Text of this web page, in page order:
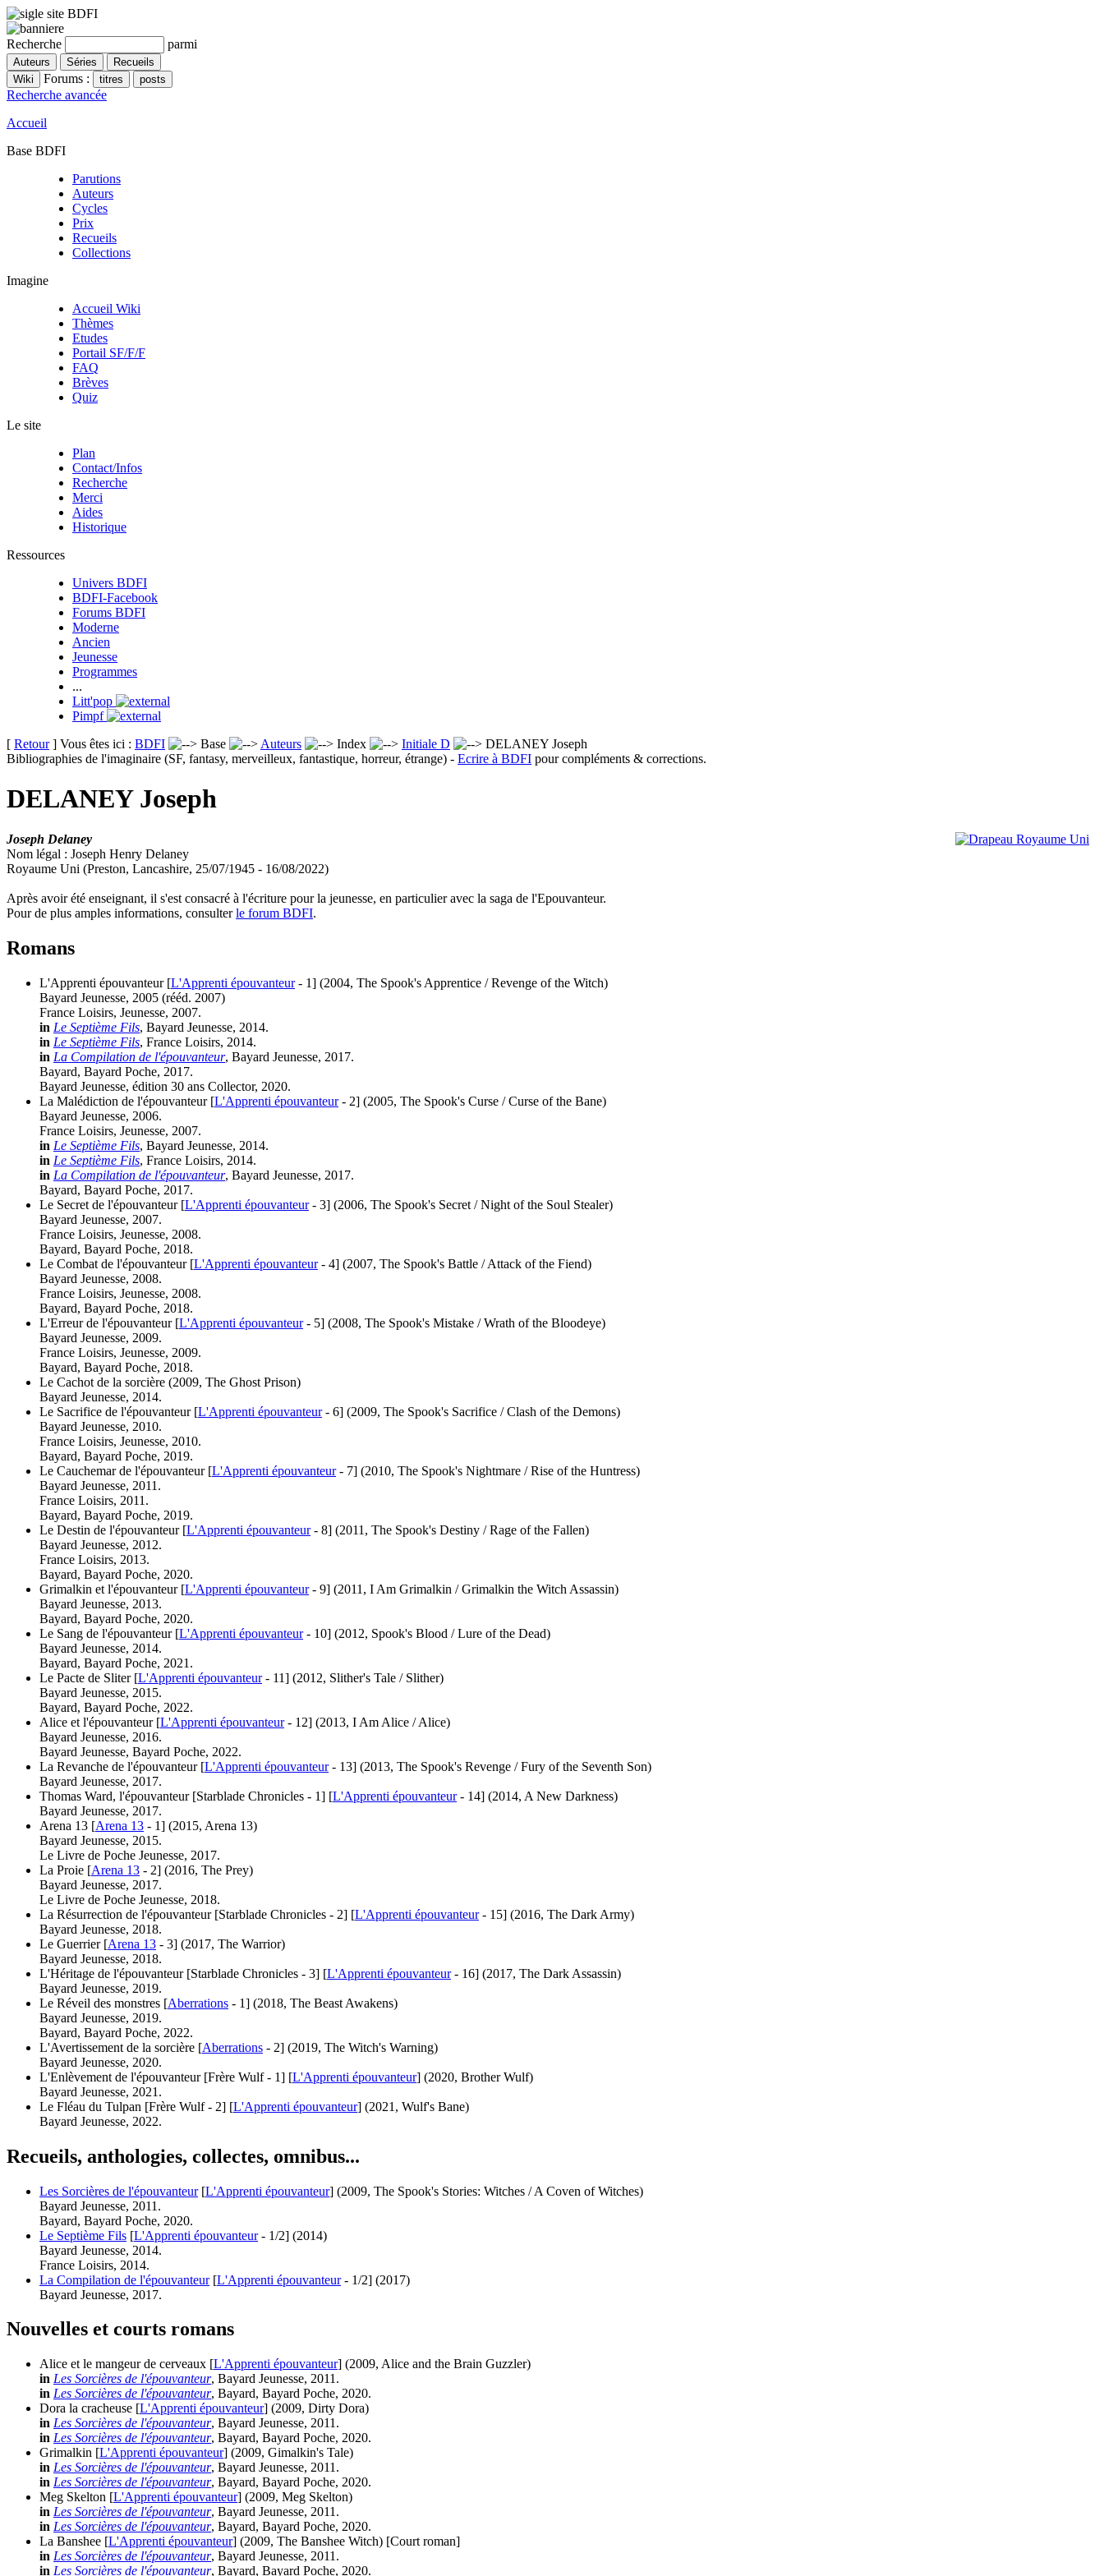
Recherche parmi
Forums :
Recherche avancée
Accueil
Base BDFI
Parutions
Auteurs
Cycles
Prix
Recueils
Collections
Imagine
Accueil Wiki
Thèmes
Etudes
Portail SF/F/F
FAQ
Brèves
Quiz
Le site
Plan
Contact/Infos
Recherche
Merci
Aides
Historique
Ressources
Univers BDFI
BDFI-Facebook
Forums BDFI
Moderne
Ancien
Jeunesse
Programmes
...
Litt'pop
Pimpf
[ Retour] Vous êtes ici : BDFI Base Auteurs Index Initiale D
DELANEY Joseph
Bibliographies de l'imaginaire (SF, fantasy, merveilleux, fantastique, horreur, étrange) - Ecrire à BDFI pour compléments & corrections.
DELANEY Joseph
Joseph Delaney
Nom légal : Joseph Henry Delaney
Royaume Uni (Preston, Lancashire, 25/07/1945 - 16/08/2022)
Après avoir été enseignant, il s'est consacré à l'écriture pour la jeunesse, en particulier avec la saga de l'Epouvanteur.
Pour de plus amples informations, consulterle forum BDFI.
Romans
L'Apprenti épouvanteur [L'Apprenti épouvanteur- 1] (2004, The Spook's Apprentice / Revenge of the Witch)
Bayard Jeunesse, 2005 (rééd. 2007)
France Loisirs, Jeunesse, 2007.
in Le Septième Fils, Bayard Jeunesse, 2014.
in Le Septième Fils, France Loisirs, 2014.
in La Compilation de l'épouvanteur, Bayard Jeunesse, 2017.
Bayard, Bayard Poche, 2017.
Bayard Jeunesse, édition 30 ans Collector, 2020.
La Malédiction de l'épouvanteur [L'Apprenti épouvanteur- 2] (2005, The Spook's Curse / Curse of the Bane)
Bayard Jeunesse, 2006.
France Loisirs, Jeunesse, 2007.
in Le Septième Fils, Bayard Jeunesse, 2014.
in Le Septième Fils, France Loisirs, 2014.
in La Compilation de l'épouvanteur, Bayard Jeunesse, 2017.
Bayard, Bayard Poche, 2017.
Le Secret de l'épouvanteur [L'Apprenti épouvanteur- 3] (2006, The Spook's Secret / Night of the Soul Stealer)
Bayard Jeunesse, 2007.
France Loisirs, Jeunesse, 2008.
Bayard, Bayard Poche, 2018.
Le Combat de l'épouvanteur [L'Apprenti épouvanteur- 4] (2007, The Spook's Battle / Attack of the Fiend)
Bayard Jeunesse, 2008.
France Loisirs, Jeunesse, 2008.
Bayard, Bayard Poche, 2018.
L'Erreur de l'épouvanteur [L'Apprenti épouvanteur- 5] (2008, The Spook's Mistake / Wrath of the Bloodeye)
Bayard Jeunesse, 2009.
France Loisirs, Jeunesse, 2009.
Bayard, Bayard Poche, 2018.
Le Cachot de la sorcière (2009, The Ghost Prison)
Bayard Jeunesse, 2014.
Le Sacrifice de l'épouvanteur [L'Apprenti épouvanteur- 6] (2009, The Spook's Sacrifice / Clash of the Demons)
Bayard Jeunesse, 2010.
France Loisirs, Jeunesse, 2010.
Bayard, Bayard Poche, 2019.
Le Cauchemar de l'épouvanteur [L'Apprenti épouvanteur- 7] (2010, The Spook's Nightmare / Rise of the Huntress)
Bayard Jeunesse, 2011.
France Loisirs, 2011.
Bayard, Bayard Poche, 2019.
Le Destin de l'épouvanteur [L'Apprenti épouvanteur- 8] (2011, The Spook's Destiny / Rage of the Fallen)
Bayard Jeunesse, 2012.
France Loisirs, 2013.
Bayard, Bayard Poche, 2020.
Grimalkin et l'épouvanteur [L'Apprenti épouvanteur- 9] (2011, I Am Grimalkin / Grimalkin the Witch Assassin)
Bayard Jeunesse, 2013.
Bayard, Bayard Poche, 2020.
Le Sang de l'épouvanteur [L'Apprenti épouvanteur- 10] (2012, Spook's Blood / Lure of the Dead)
Bayard Jeunesse, 2014.
Bayard, Bayard Poche, 2021.
Le Pacte de Sliter [L'Apprenti épouvanteur- 11] (2012, Slither's Tale / Slither)
Bayard Jeunesse, 2015.
Bayard, Bayard Poche, 2022.
Alice et l'épouvanteur [L'Apprenti épouvanteur- 12] (2013, I Am Alice / Alice)
Bayard Jeunesse, 2016.
Bayard Jeunesse, Bayard Poche, 2022.
La Revanche de l'épouvanteur [L'Apprenti épouvanteur- 13] (2013, The Spook's Revenge / Fury of the Seventh Son)
Bayard Jeunesse, 2017.
Thomas Ward, l'épouvanteur [Starblade Chronicles - 1] [L'Apprenti épouvanteur- 14] (2014, A New Darkness)
Bayard Jeunesse, 2017.
Arena 13 [Arena 13 - 1] (2015, Arena 13)
Bayard Jeunesse, 2015.
Le Livre de Poche Jeunesse, 2017.
La Proie [Arena 13 - 2] (2016, The Prey)
Bayard Jeunesse, 2017.
Le Livre de Poche Jeunesse, 2018.
La Résurrection de l'épouvanteur [Starblade Chronicles - 2] [L'Apprenti épouvanteur- 15] (2016, The Dark Army)
Bayard Jeunesse, 2018.
Le Guerrier [Arena 13 - 3] (2017, The Warrior)
Bayard Jeunesse, 2018.
L'Héritage de l'épouvanteur [Starblade Chronicles - 3] [L'Apprenti épouvanteur- 16] (2017, The Dark Assassin)
Bayard Jeunesse, 2019.
Le Réveil des monstres [Aberrations - 1] (2018, The Beast Awakens)
Bayard Jeunesse, 2019.
Bayard, Bayard Poche, 2022.
L'Avertissement de la sorcière [Aberrations - 2] (2019, The Witch's Warning)
Bayard Jeunesse, 2020.
L'Enlèvement de l'épouvanteur [Frère Wulf - 1] [L'Apprenti épouvanteur] (2020, Brother Wulf)
Bayard Jeunesse, 2021.
Le Fléau du Tulpan [Frère Wulf - 2] [L'Apprenti épouvanteur] (2021, Wulf's Bane)
Bayard Jeunesse, 2022.
Recueils, anthologies, collectes, omnibus...
Les Sorcières de l'épouvanteur[L'Apprenti épouvanteur] (2009, The Spook's Stories: Witches / A Coven of Witches)
Bayard Jeunesse, 2011.
Bayard, Bayard Poche, 2020.
Le Septième Fils [L'Apprenti épouvanteur- 1/2] (2014)
Bayard Jeunesse, 2014.
France Loisirs, 2014.
La Compilation de l'épouvanteur[L'Apprenti épouvanteur- 1/2] (2017)
Bayard Jeunesse, 2017.
Nouvelles et courts romans
Alice et le mangeur de cerveaux [L'Apprenti épouvanteur] (2009, Alice and the Brain Guzzler)
in Les Sorcières de l'épouvanteur, Bayard Jeunesse, 2011.
in Les Sorcières de l'épouvanteur, Bayard, Bayard Poche, 2020.
Dora la cracheuse [L'Apprenti épouvanteur] (2009, Dirty Dora)
in Les Sorcières de l'épouvanteur, Bayard Jeunesse, 2011.
in Les Sorcières de l'épouvanteur, Bayard, Bayard Poche, 2020.
Grimalkin [L'Apprenti épouvanteur] (2009, Gimalkin's Tale)
in Les Sorcières de l'épouvanteur, Bayard Jeunesse, 2011.
in Les Sorcières de l'épouvanteur, Bayard, Bayard Poche, 2020.
Meg Skelton [L'Apprenti épouvanteur] (2009, Meg Skelton)
in Les Sorcières de l'épouvanteur, Bayard Jeunesse, 2011.
in Les Sorcières de l'épouvanteur, Bayard, Bayard Poche, 2020.
La Banshee [L'Apprenti épouvanteur] (2009, The Banshee Witch) [Court roman]
in Les Sorcières de l'épouvanteur, Bayard Jeunesse, 2011.
in Les Sorcières de l'épouvanteur, Bayard, Bayard Poche, 2020.